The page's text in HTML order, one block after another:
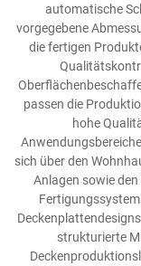
automatische
vorgegebene
die fertigen
passen die
hohe
sich über den
Anlagen sowie
strukturierte